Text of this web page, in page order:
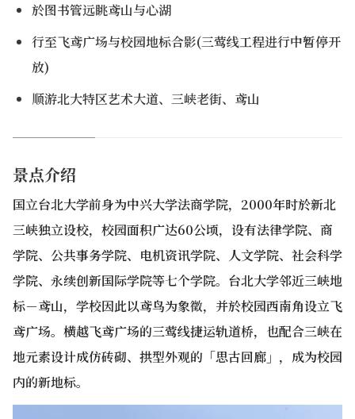
於图书管远眺鸢山与心湖
行至飞鸢广场与校园地标合影(三莺线工程进行中暂停开
放)
顺游北大特区艺术大道、三峡老街、鸢山
景点介绍
国立台北大学前身为中兴大学法商学院，2000年时於新北
三峡独立设校，校园面积广达60公顷，设有法律学院、商
学院、公共事务学院、电机资讯学院、人文学院、社会科学
学院、永续创新国际学院等七个学院。台北大学邻近三峡地
标－鸢山，学校因此以鸢鸟为象徵，并於校园西南角设立飞
鸢广场。横越飞鸢广场的三莺线捷运轨道桥，也配合三峡在
地元素设计成仿砖砌、拱型外观的「思古回廊」，成为校园
内的新地标。